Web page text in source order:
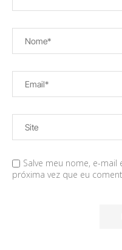
Salve meu nome, e-
próxima vez que eu